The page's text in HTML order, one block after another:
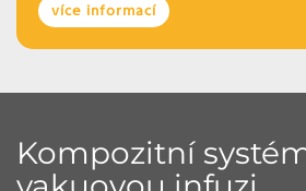
více informací
Kompozitní